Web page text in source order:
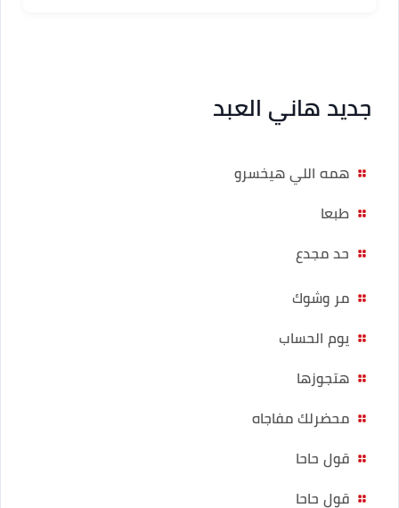
جديد هاني العبد
همه اللي هيخسرو
طبعا
حد مجدع
مر وشوك
يوم الحساب
هتجوزها
محضرلك مفاجاه
قول حاحا
قول حاحا